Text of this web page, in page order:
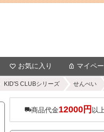
お気に入り マイペ
KID'S CLUBシリーズ せんべい
商品代金12000円 以